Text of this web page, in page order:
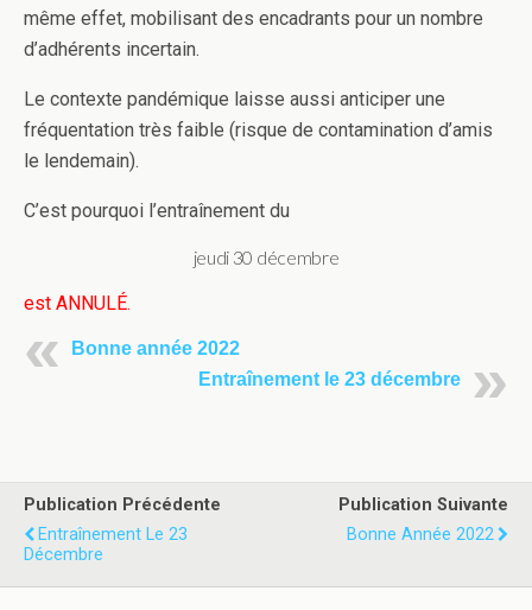
même effet, mobilisant des encadrants pour un nombre
d’adhérents incertain.
Le contexte pandémique laisse aussi anticiper une
fréquentation très faible (risque de contamination d’amis
le lendemain).
C’est pourquoi l’entraînement du
jeudi 30 décembre
est ANNULÉ.
Bonne année 2022
Entraînement le 23 décembre
Publication Précédente
Entraînement Le 23
Décembre
Publication Suivante
Bonne Année 2022